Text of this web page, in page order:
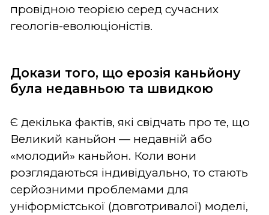
провідною теорією серед сучасних
геологів-еволюціоністів.
Докази того, що ерозія каньйону
була недавньою та швидкою
Є декілька фактів, які свідчать про те, що
Великий каньйон — недавній або
«молодий» каньйон. Коли вони
розглядаються індивідуально, то стають
серйозними проблемами для
уніформістської (довготривалої) моделі,